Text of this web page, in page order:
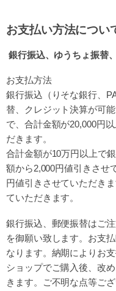
お支払い方法につい
銀行振込、ゆうちょ振替
お支払方法
銀行振込（りそな銀行、
替、クレジット決算が可能
で、合計金額が20,000円
だきます。
合計金額が10万円以上で
額から2,000円値引きさせ
円値引きさせていただきま
ていただきます。
銀行振込、郵便振替はご
を御願い致します。お支
なります。 納期によりお
ショップでご購入後、改
きます。ご不明な点等ご